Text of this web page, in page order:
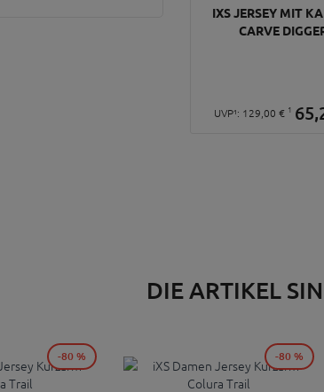
IXS JERSEY MIT
CARVE
UVP¹: 129,00 € 1 65,
DIE ARTIKEL
-80 % -80 %